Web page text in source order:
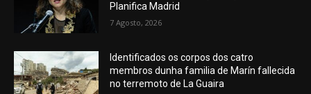
Planifica Madrid
7 Agosto, 2026
Identificados os corpos dos catro
membros dunha familia de Marín fallecida
no terremoto de La Guaira